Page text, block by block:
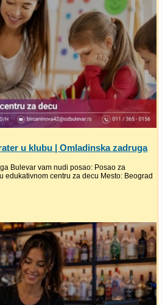
u klubu | Omladinska zadruga
Bulevar vam nudi posao: Posao za
edukativnom centru za decu Mesto: Beograd